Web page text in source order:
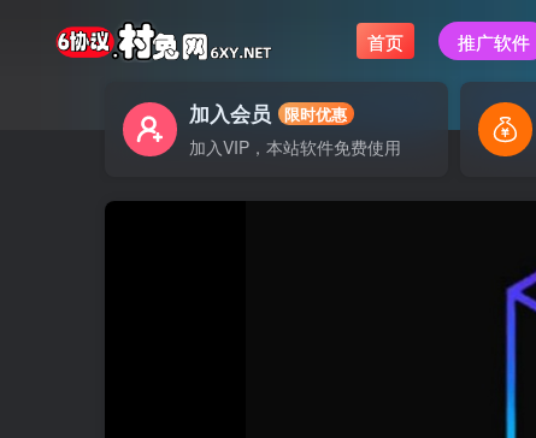
首页 推广软件
加入会员 限时优惠
加入VIP，本站软件免费使用